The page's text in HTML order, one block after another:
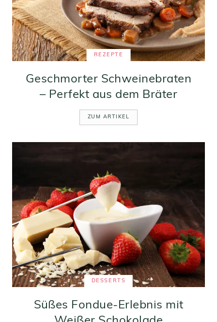
REZEPTE
Geschmorter Schweinebraten
– Perfekt aus dem Bräter
ZUM ARTIKEL
DESSERTS
Süßes Fondue-Erlebnis mit